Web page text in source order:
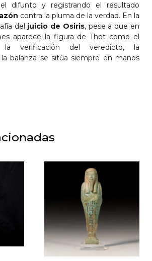
difunto y registrando el resultado
contra la pluma de la verdad. En la
del juicio de Osiris, pese a que en
aparece la figura de Thot como el
la verificación del veredicto, la
balanza se sitúa siempre en manos